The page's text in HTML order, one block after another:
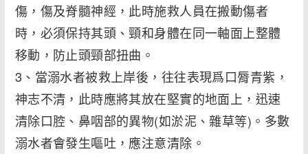
傷，傷及脊髓神經，此時施救人員在搬動傷者
時，必須保持其頭、頸和身體在同一軸面上整體
移動，防止頭頸部扭曲。
3、當溺水者被救上岸後，往往表現爲口脣青紫，
神志不清，此時應將其放在堅實的地面上，迅速
清除口腔、鼻咽部的異物(如淤泥、雜草等)。多數
溺水者會發生嘔吐，應注意清除。